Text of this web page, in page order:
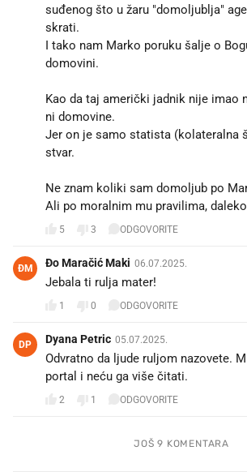
suđenog što u žaru "domoljublja"
skrati.
I tako nam Marko poruku šalje o
domovini.
Kao da taj američki jadnik nije imao
ni domovine.
Jer on je samo statista (kolateralna
stvar.
Ne znam koliki sam domoljub po
Ali po moralnim mu pravilima,
5 3 ODGOVORITE
ĐM Đo Maračić Maki 06.07.2025.
Jebala ti rulja mater!
1 0 ODGOVORITE
DP Dyana Petric 05.07.2025.
Odvratno da ljude ruljom nazovete.
portal i neću ga više čitati.
2 1 ODGOVORITE
JOŠ 9 KOMENTARA